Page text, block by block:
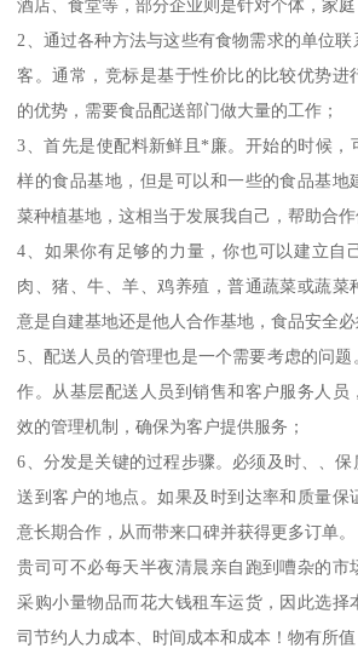
酒店、食堂等，部分企业则是针对个体，家庭
2、通过各种方法与这些有食物需求的单位
客。通常，竞标是基于性价比的比较优势进
的优势，需要食品配送部门做大量的工作；
3、首先是使配料新鲜且*廉。开始的时候，
样的食品基地，但是可以和一些的食品基地
菜种植基地，这相当于发展我自己，帮助合作
4、如果你有足够的力量，你也可以建立自
肉、猪、牛、羊、鸡养殖，普通蔬菜或蔬菜
意是自建基地还是他人合作基地，食品安全必
5、配送人员的管理也是一个需要考虑的问
作。从基层配送人员到销售和客户服务人员
效的管理机制，确保为客户提供服务；
6、分发是关键的过程步骤。必须及时、、
送到客户的地点。如果及时到达率和质量保
意长期合作，从而带来口碑并获得更多订单。
贵司可不必每天半夜清晨亲自跑到嘈杂的市
采购小量物品而花大钱租车运货，因此选择
司节约人力成本、时间成本和成本！物有所值